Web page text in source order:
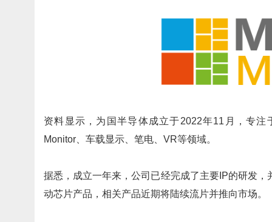
资料显示，为国半导体成立于2022年11月，专
Monitor、车载显示、笔电、VR等领域。
据悉，成立一年来，公司已经完成了主要IP的研发
动芯片产品，相关产品近期将陆续流片并推向市场。